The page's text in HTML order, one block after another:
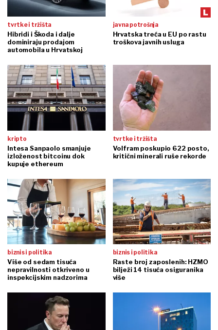
tvrtke i tržišta
Hibridi i Škoda i dalje
dominiraju prodajom
automobila u Hrvatskoj
javna potrošnja
Hrvatska treća u EU po rastu
troškova javnih usluga
kripto
Intesa Sanpaolo smanjuje
izloženost bitcoinu dok
kupuje ethereum
tvrtke i tržišta
Volfram poskupio 622 posto,
kritični minerali ruše rekorde
biznis i politika
Više od sedam tisuća
nepravilnosti otkriveno u
inspekcijskim nadzorima
biznis i politika
Raste broj zaposlenih: HZMO
bilježi 14 tisuća osiguranika
više